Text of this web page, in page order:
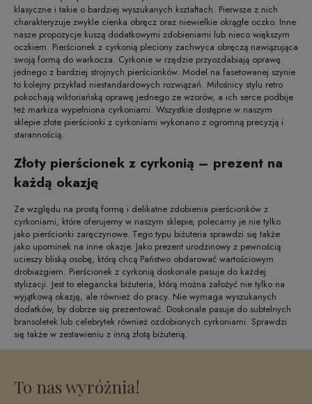
klasyczne i takie o bardziej wyszukanych kształtach. Pierwsze z nich
charakteryzuje zwykle cienka obręcz oraz niewielkie okrągłe oczko. Inne
nasze propozycje kuszą dodatkowymi zdobieniami lub nieco większym
oczkiem. Pierścionek z cyrkonią pleciony zachwyca obręczą nawiązująca
swoją formą do warkocza. Cyrkonie w rzędzie przyozdabiają oprawę
jednego z bardziej strojnych pierścionków. Model na fasetowanej szynie
to kolejny przykład niestandardowych rozwiązań. Miłośnicy stylu retro
pokochają wiktoriańską oprawę jednego ze wzorów, a ich serce podbije
też markiza wypełniona cyrkoniami. Wszystkie dostępne w naszym
sklepie złote pierścionki z cyrkoniami wykonano z ogromną precyzją i
starannością.
Złoty pierścionek z cyrkonią – prezent na
każdą okazję
Ze względu na prostą formę i delikatne zdobienia pierścionków z
cyrkoniami, które oferujemy w naszym sklepie, polecamy je nie tylko
jako pierścionki zaręczynowe. Tego typu biżuteria sprawdzi się także
jako upominek na inne okazje. Jako prezent urodzinowy z pewnością
ucieszy bliską osobę, którą chcą Państwo obdarować wartościowym
drobiazgiem. Pierścionek z cyrkonią doskonale pasuje do każdej
stylizacji. Jest to elegancka biżuteria, którą można założyć nie tylko na
wyjątkową okazję, ale również do pracy. Nie wymaga wyszukanych
dodatków, by dobrze się prezentować. Doskonale pasuje do subtelnych
bransoletek lub celebrytek również ozdobionych cyrkoniami. Sprawdzi
się także w zestawieniu z inną złotą biżuterią.
To nas wyróżnia!